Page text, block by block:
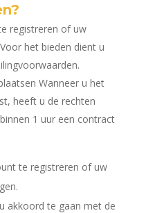
registreren of uw
het bieden dient u
Wanneer u het
heeft u de rechten
1 uur een contract
te registreren of uw
akkoord te gaan met de